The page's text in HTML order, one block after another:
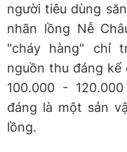
người tiêu dùng
nhãn lồng Nễ
"cháy hàng" chỉ
nguồn thu đáng kể
100.000 -
đáng là một sản
lồng.